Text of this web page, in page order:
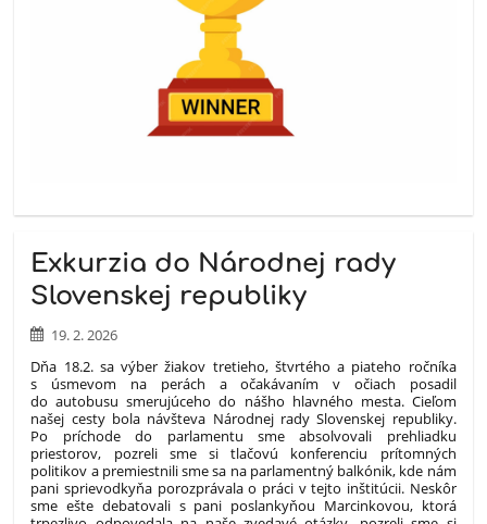
Exkurzia do Národnej rady
Slovenskej republiky
19. 2. 2026
Dňa 18.2. sa výber žiakov tretieho, štvrtého a piateho ročníka
s úsmevom na perách a očakávaním v očiach posadil
do autobusu smerujúceho do nášho hlavného mesta. Cieľom
našej cesty bola návšteva Národnej rady Slovenskej republiky.
Po príchode do parlamentu sme absolvovali prehliadku
priestorov, pozreli sme si tlačovú konferenciu prítomných
politikov a premiestnili sme sa na parlamentný balkónik, kde nám
pani sprievodkyňa porozprávala o práci v tejto inštitúcii. Neskôr
sme ešte debatovali s pani poslankyňou Marcinkovou, ktorá